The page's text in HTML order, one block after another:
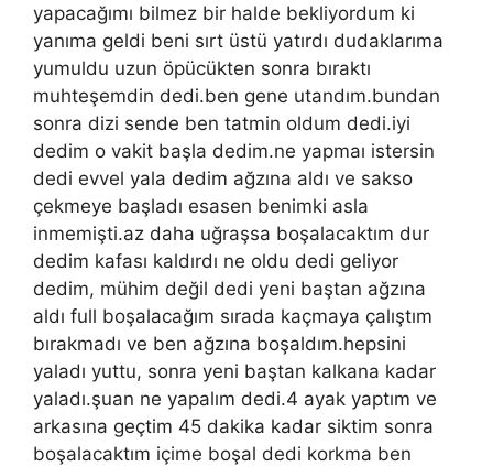
yapacağımı bilmez bir halde bekliyordum ki
yanıma geldi beni sırt üstü yatırdı dudaklarıma
yumuldu uzun öpücükten sonra bıraktı
muhteşemdin dedi.ben gene utandım.bundan
sonra dizi sende ben tatmin oldum dedi.iyi
dedim o vakit başla dedim.ne yapmaı istersin
dedi evvel yala dedim ağzına aldı ve sakso
çekmeye başladı esasen benimki asla
inmemişti.az daha uğraşsa boşalacaktım dur
dedim kafası kaldırdı ne oldu dedi geliyor
dedim, mühim değil dedi yeni baştan ağzına
aldı full boşalacağım sırada kaçmaya çalıştım
bırakmadı ve ben ağzına boşaldım.hepsini
yaladı yuttu, sonra yeni baştan kalkana kadar
yaladı.şuan ne yapalım dedi.4 ayak yaptım ve
arkasına geçtim 45 dakika kadar siktim sonra
boşalacaktım içime boşal dedi korkma ben